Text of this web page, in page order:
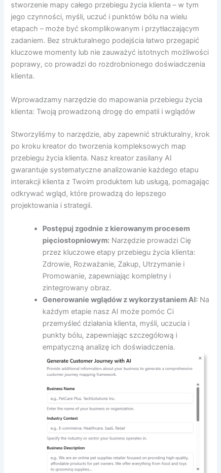
stworzenie mapy całego przebiegu życia klienta – w tym
jego czynności, myśli, uczuć i punktów bólu na wielu
etapach – może być skomplikowanym i przytłaczającym
zadaniem. Bez strukturalnego podejścia łatwo przegapić
kluczowe momenty lub nie zauważyć istotnych możliwości
poprawy, co prowadzi do rozdrobnionego doświadczenia
klienta.
Wprowadzamy narzędzie do mapowania przebiegu życia
klienta: Twoją prowadzoną drogę do empatii i wglądów
Stworzyliśmy to narzędzie, aby zapewnić strukturalny, krok
po kroku kreator do tworzenia kompleksowych map
przebiegu życia klienta. Nasz kreator zasilany AI
gwarantuje systematyczne analizowanie każdego etapu
interakcji klienta z Twoim produktem lub usługą, pomagając
odkrywać wgląd, które prowadzą do lepszego
projektowania i strategii.
Postępuj zgodnie z kierowanym procesem
pięciostopniowym: Narzędzie prowadzi Cię
przez kluczowe etapy przebiegu życia klienta:
Zdrowie, Rozważanie, Zakup, Utrzymanie i
Promowanie, zapewniając kompletny i
zintegrowany obraz.
Generowanie wglądów z wykorzystaniem AI: Na
każdym etapie nasz AI może pomóc Ci
przemyśleć działania klienta, myśli, uczucia i
punkty bólu, zapewniając szczegółową i
empatyczną analizę ich doświadczenia.